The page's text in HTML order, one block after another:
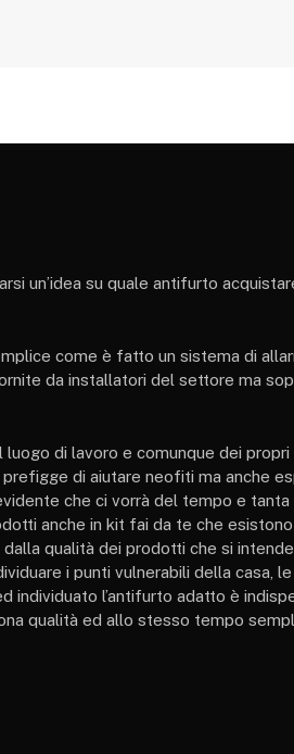
un’idea su quale antifurto
come è fatto un sistema di
da installatori del settore ma
di lavoro e comunque dei
di aiutare neofiti ma anche
che ci vorrà del tempo e
anche in kit fai da te che
qualità dei prodotti che si
i punti vulnerabili della casa,
individuato l’antifurto adatto è
qualità ed allo stesso tempo